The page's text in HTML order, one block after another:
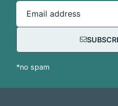
Email address
*no spam